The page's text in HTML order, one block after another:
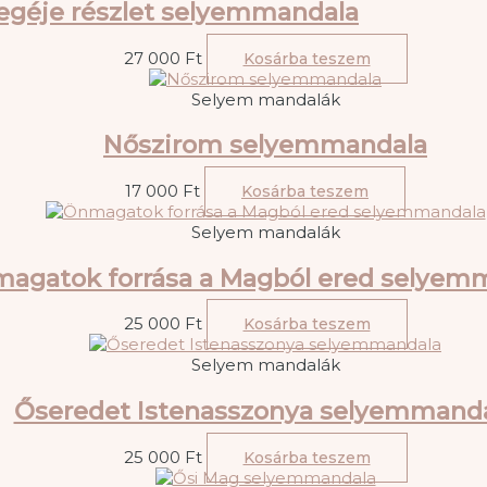
részlet selyemmandala
27 000 Ft Kosárba teszem
Selyem mandalák
Nőszirom selyemmandala
17 000 Ft Kosárba teszem
Selyem mandalák
forrása a Magból ered
25 000 Ft Kosárba teszem
Selyem mandalák
Őseredet Istenasszonya
25 000 Ft Kosárba teszem